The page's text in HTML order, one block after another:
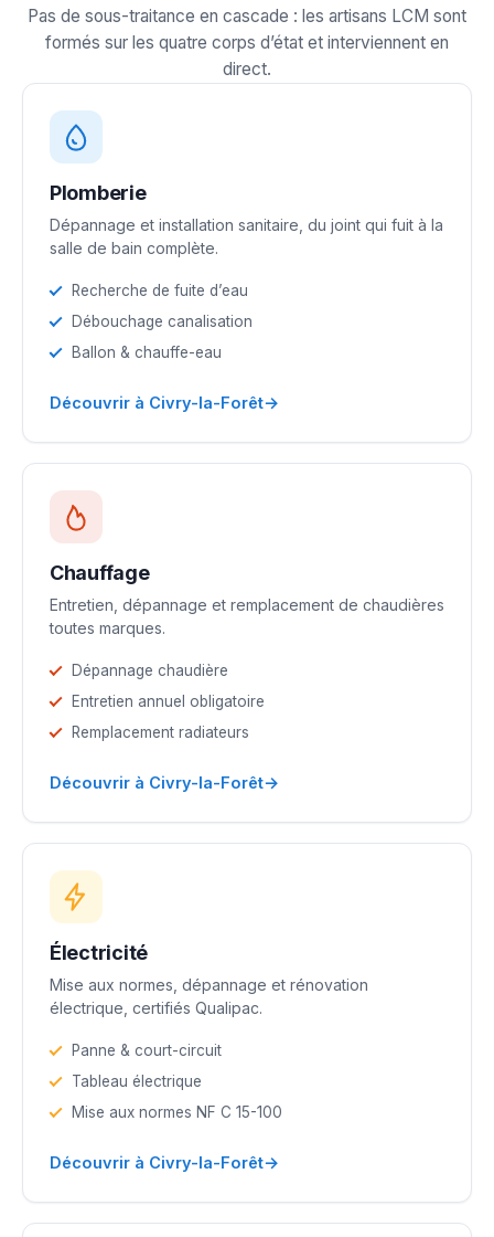
Pas de sous-traitance en cascade : les artisans LCM sont
formés sur les quatre corps d’état et interviennent en
direct.
Plomberie
Dépannage et installation sanitaire, du joint qui fuit à la
salle de bain complète.
Recherche de fuite d’eau
Débouchage canalisation
Ballon & chauffe-eau
Découvrir à Civry-la-Forêt→
Chauffage
Entretien, dépannage et remplacement de chaudières
toutes marques.
Dépannage chaudière
Entretien annuel obligatoire
Remplacement radiateurs
Découvrir à Civry-la-Forêt→
Électricité
Mise aux normes, dépannage et rénovation
électrique, certifiés Qualipac.
Panne & court-circuit
Tableau électrique
Mise aux normes NF C 15-100
Découvrir à Civry-la-Forêt→